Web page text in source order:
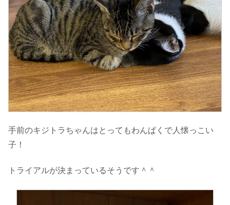
手前のキジトラちゃんはとってもわんぱくで人懐っこい
子！
トライアルが決まっているそうです＾＾